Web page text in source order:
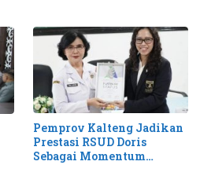
Pemprov Kalteng Jadikan
Prestasi RSUD Doris
Sebagai Momentum